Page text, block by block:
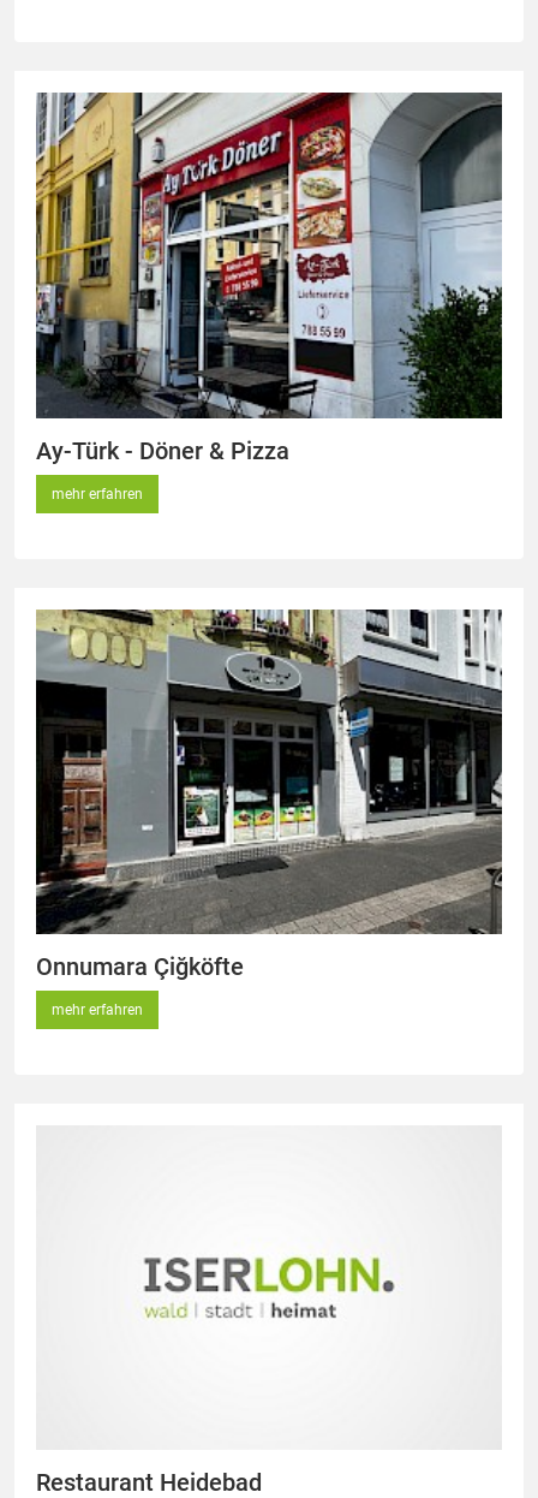
Ay-Türk - Döner & Pizza
mehr erfahren
Onnumara Çiğköfte
mehr erfahren
Restaurant Heidebad